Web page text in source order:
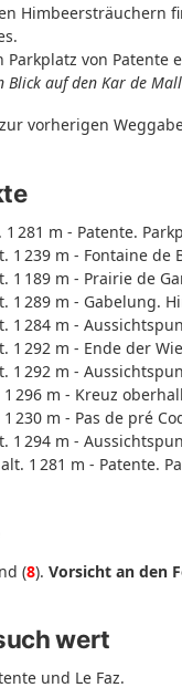
Himbeersträuchern
Parkplatz von
Blick auf den Kar de
vorherigen
281 m - Patente.
1 239 m - Fontaine de
1 189 m - Prairie de
1 289 m - Gabelung.
1 284 m -
1 292 m - Ende der
1 292 m -
296 m - Kreuz
230 m - Pas de pré
1 294 m -
1 281 m - Patente.
(8). Vorsicht an den
wert
und Le Faz.